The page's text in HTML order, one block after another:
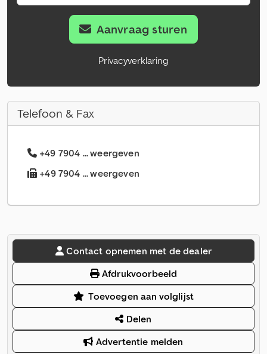
Aanvraag sturen
Privacyverklaring
Telefoon & Fax
+49 7904 ... weergeven
+49 7904 ... weergeven
Contact opnemen met de dealer
Afdrukvoorbeeld
Toevoegen aan volglijst
Delen
Advertentie melden